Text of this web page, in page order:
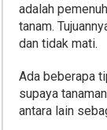
adalah
tanam.
dan tidak mati.
Ada beberapa
supaya
antara lain